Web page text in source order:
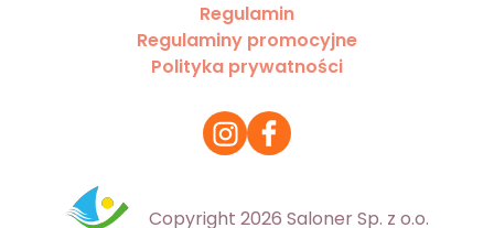
Regulamin
Regulaminy promocyjne
Polityka prywatności
Copyright 2026 Saloner Sp. z o.o.